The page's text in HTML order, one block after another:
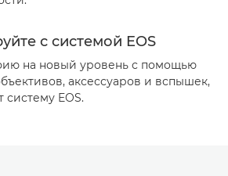
с системой EOS
на новый уровень с помощью
аксессуаров и вспышек,
систему EOS.